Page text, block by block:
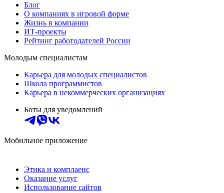
Блог
О компаниях в игровой форме
Жизнь в компании
ИТ-проекты
Рейтинг работодателей России
Молодым специалистам
Карьера для молодых специалистов
Школа программистов
Карьера в некоммерческих организациях
Боты для уведомлений
Мобильное приложение
Этика и комплаенс
Оказание услуг
Использование сайтов